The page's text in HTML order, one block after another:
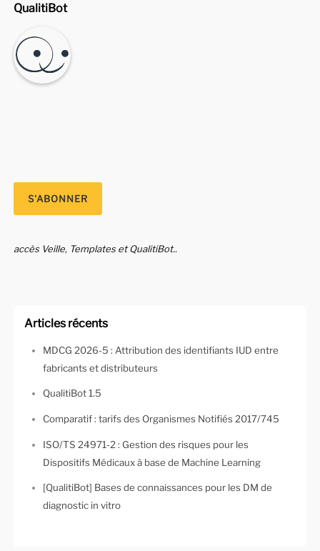
QualitiBot
accès Veille, Templates et QualitiBot..
Articles récents
MDCG 2026-5 : Attribution des identifiants IUD entre
fabricants et distributeurs
QualitiBot 1.5
Comparatif : tarifs des Organismes Notifiés 2017/745
ISO/TS 24971-2 : Gestion des risques pour les
Dispositifs Médicaux à base de Machine Learning
[QualitiBot] Bases de connaissances pour les DM de
diagnostic in vitro